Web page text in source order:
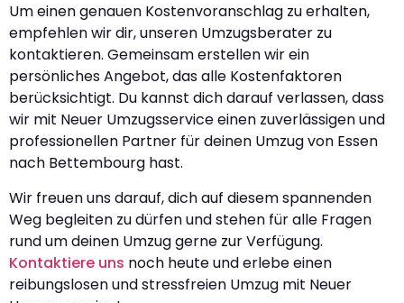
Um einen genauen Kostenvoranschlag zu erhalten,
empfehlen wir dir, unseren Umzugsberater zu
kontaktieren. Gemeinsam erstellen wir ein
persönliches Angebot, das alle Kostenfaktoren
berücksichtigt. Du kannst dich darauf verlassen, dass
wir mit Neuer Umzugsservice einen zuverlässigen und
professionellen Partner für deinen Umzug von Essen
nach Bettembourg hast.
Wir freuen uns darauf, dich auf diesem spannenden
Weg begleiten zu dürfen und stehen für alle Fragen
rund um deinen Umzug gerne zur Verfügung.
Kontaktiere uns noch heute und erlebe einen
reibungslosen und stressfreien Umzug mit Neuer